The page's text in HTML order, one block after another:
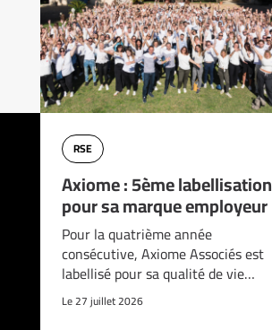
RSE
Axiome : 5ème labellisation
pour sa marque employeur
Pour la quatrième année
consécutive, Axiome Associés est
labellisé pour sa qualité de vie…
Le 27 juillet 2026